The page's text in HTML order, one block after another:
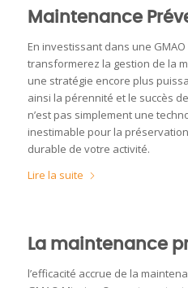
Maintenance
En investissant dans une
transformerez la gestion de la
une stratégie encore plus
ainsi la pérennité et le succès
n’est pas simplement une
inestimable pour la
durable de votre activité.
Lire la suite
La maintenance
l’efficacité accrue de la